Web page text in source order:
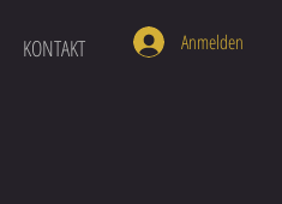
KONTAKT Anmelden